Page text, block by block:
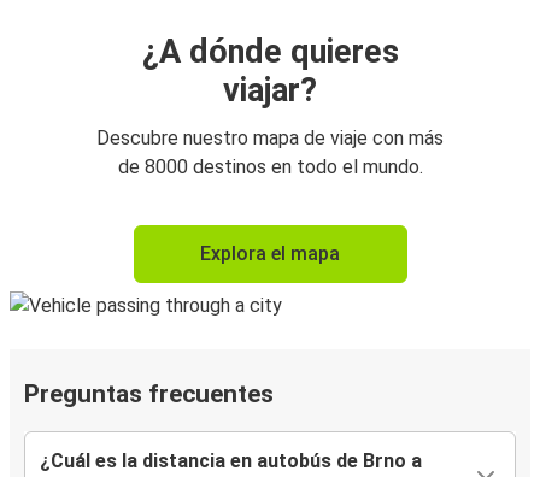
¿A dónde quieres
viajar?
Descubre nuestro mapa de viaje con más
de 8000 destinos en todo el mundo.
Explora el mapa
Preguntas frecuentes
¿Cuál es la distancia en autobús de Brno a